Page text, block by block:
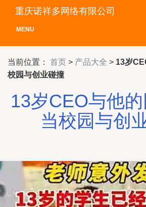
重庆诺祥多网络有限公司
MENU
当前位置： 首页 > 产品大全 > 13岁
校园与创业碰撞
13岁CEO与他
当校园与创